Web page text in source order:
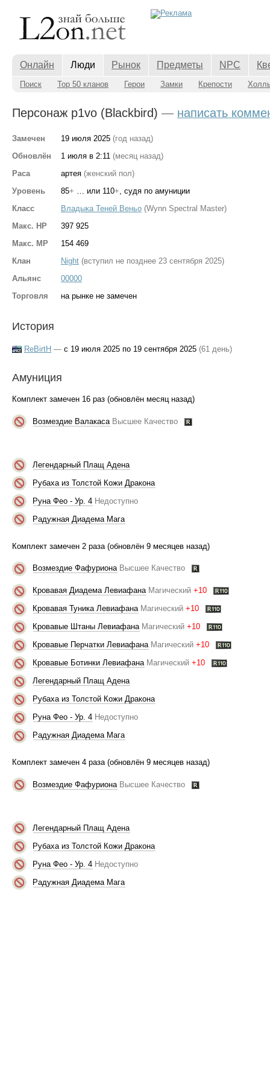
Онлайн Люди Рынок Предметы NPC
Поиск Top 50 кланов Герои Замки Крепости
Персонаж p1vo (Blackbird) — написать
Замечен 19 июля 2025 (год назад)
Обновлён
1 июля в 2:11 (месяц назад)
Раса
артея (женский пол)
Уровень
85+ … или 110+, судя по амуниции
Класс
Владыка Теней Веньо (Wynn Spectral Master)
Макс. HP
397 925
Макс. MP
154 469
Клан
Night (вступил не позднее 23 сентября 2025)
Альянс
00000
Торговля
на рынке не замечен
История
ReBirtH — с 19 июля 2025 по 19 сентября 2025 (61 день)
Амуниция
Комплект замечен 16 раз (обновлён месяц назад)
Возмездие Валакаса Высшее Качество
Легендарный Плащ Адена
Рубаха из Толстой Кожи Дракона
Руна Фео - Ур. 4 Недоступно
Радужная Диадема Мага
Комплект замечен 2 раза (обновлён 9 месяцев назад)
Возмездие Фафуриона Высшее Качество
Кровавая Диадема Левиафана Магический +10
Кровавая Туника Левиафана Магический +10
Кровавые Штаны Левиафана Магический +10
Кровавые Перчатки Левиафана Магический +10
Кровавые Ботинки Левиафана Магический +10
Легендарный Плащ Адена
Рубаха из Толстой Кожи Дракона
Руна Фео - Ур. 4 Недоступно
Радужная Диадема Мага
Комплект замечен 4 раза (обновлён 9 месяцев назад)
Возмездие Фафуриона Высшее Качество
Легендарный Плащ Адена
Рубаха из Толстой Кожи Дракона
Руна Фео - Ур. 4 Недоступно
Радужная Диадема Мага